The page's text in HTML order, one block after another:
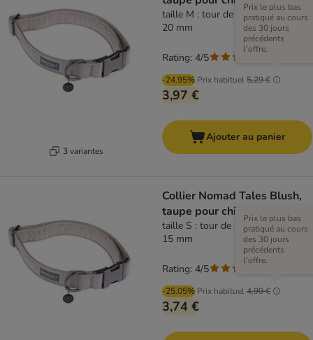
3 variantes
taille M : tour de cou 34 - 55 cm, l
20 mm
-24.95% Prix habituel5,29 €
Prix le plus bas
pratiqué au cours
des 30 jours
précédents
l'offre.
3,97 €
Rating: 4/5
Ajouter au panier
Collier Nomad Tales Blush,
taupe pour chien
taille S : tour de cou 30 - 46 cm, l
15 mm
-25.05% Prix habituel4,99 €
Prix le plus bas
pratiqué au cours
des 30 jours
précédents
l'offre.
3,74 €
Rating: 4/5